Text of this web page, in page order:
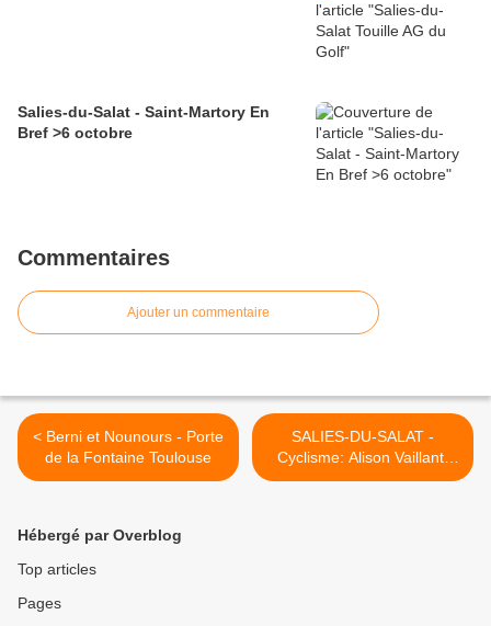
Salies-du-Salat - Saint-Martory En
Bref >6 octobre
Commentaires
Ajouter un commentaire
< Berni et Nounours - Porte
de la Fontaine Toulouse
SALIES-DU-SALAT -
Cyclisme: Alison Vaillant,
abonnée à la 1ère place
Hébergé par Overblog
Top articles
Pages